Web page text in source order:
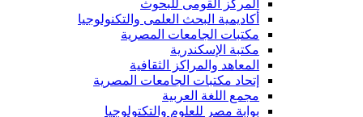
المركز القومى للبحوث
أكاديمية البحث العلمى والتكنولوجيا
مكتبات الجامعات المصرية
مكتبة الإسكندرية
المعاهد والمراكز الثقافية
إتحاد مكتبات الجامعات المصرية
مجمع اللغة العربية
بوابة مصر للعلوم والتكتولوجيا